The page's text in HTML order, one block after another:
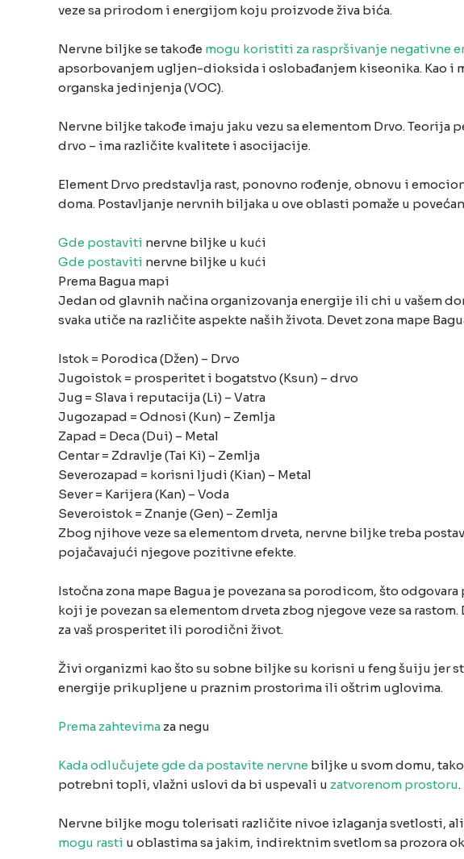
veze sa prirodom i energijom koju proizvode živa bića.
Nervne biljke se takođe mogu koristiti za raspršivanje negativne
apsorbovanjem ugljen-dioksida i oslobađanjem kiseonika. Kao
organska jedinjenja (VOC).
Nervne biljke takođe imaju jaku vezu sa elementom Drvo. Teorija
drvo – ima različite kvalitete i asocijacije.
Element Drvo predstavlja rast, ponovno rođenje, obnovu i
doma. Postavljanje nervnih biljaka u ove oblasti pomaže u
Gde postaviti nervne biljke u kući
Gde postaviti nervne biljke u kući
Prema Bagua mapi
Jedan od glavnih načina organizovanja energije ili chi u vašem
svaka utiče na različite aspekte naših života. Devet zona mape
Istok = Porodica (Džen) – Drvo
Jugoistok = prosperitet i bogatstvo (Ksun) – drvo
Jug = Slava i reputacija (Li) – Vatra
Jugozapad = Odnosi (Kun) – Zemlja
Zapad = Deca (Dui) – Metal
Centar = Zdravlje (Tai Ki) – Zemlja
Severozapad = korisni ljudi (Kian) – Metal
Sever = Karijera (Kan) – Voda
Severoistok = Znanje (Gen) – Zemlja
Zbog njihove veze sa elementom drveta, nervne biljke treba
pojačavajući njegove pozitivne efekte.
Istočna zona mape Bagua je povezana sa porodicom, što
koji je povezan sa elementom drveta zbog njegove veze sa
za vaš prosperitet ili porodični život.
Živi organizmi kao što su sobne biljke su korisni u feng šuiju jer
energije prikupljene u praznim prostorima ili oštrim uglovima.
Prema zahtevima za negu
Kada odlučujete gde da postavite nervne biljke u svom domu,
potrebni topli, vlažni uslovi da bi uspevali u zatvorenom prostoru.
Nervne biljke mogu tolerisati različite nivoe izlaganja svetlosti,
mogu rasti u oblastima sa jakim, indirektnim svetlom sa prozora